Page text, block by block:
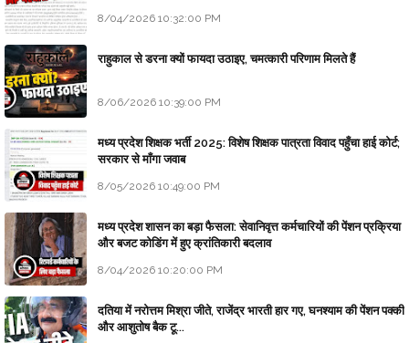
8/04/2026 10:32:00 PM
राहुकाल से डरना क्यों फायदा उठाइए, चमत्कारी परिणाम मिलते हैं
8/06/2026 10:39:00 PM
मध्य प्रदेश शिक्षक भर्ती 2025: विशेष शिक्षक पात्रता विवाद पहुँचा हाई कोर्ट;
सरकार से माँगा जवाब
8/05/2026 10:49:00 PM
मध्य प्रदेश शासन का बड़ा फैसला: सेवानिवृत्त कर्मचारियों की पेंशन प्रक्रिया
और बजट कोडिंग में हुए क्रांतिकारी बदलाव
8/04/2026 10:20:00 PM
दतिया में नरोत्तम मिश्रा जीते, राजेंद्र भारती हार गए, घनश्याम की पेंशन पक्की
और आशुतोष बैक टू...